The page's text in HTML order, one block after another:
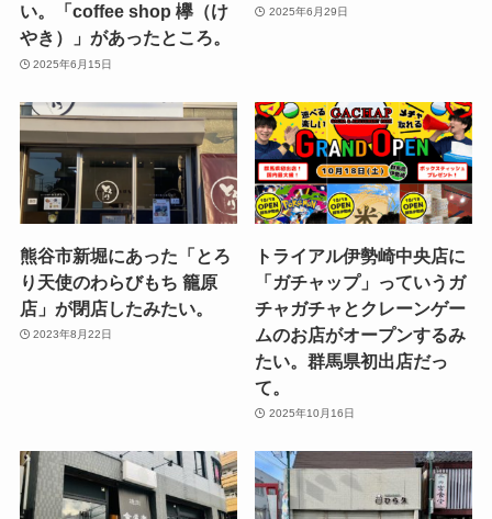
い。「coffee shop 欅（け
やき）」があったところ。
2025年6月15日
2025年6月29日
熊谷市新堀にあった「とろ
り天使のわらびもち 籠原
店」が閉店したみたい。
2023年8月22日
トライアル伊勢崎中央店に
「ガチャップ」っていうガ
チャガチャとクレーンゲー
ムのお店がオープンするみ
たい。群馬県初出店だっ
て。
2025年10月16日